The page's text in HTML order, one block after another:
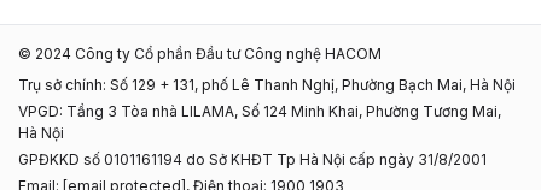
© 2024 Công ty Cổ phần Đầu tư Công nghệ HACOM
Trụ sở chính: Số 129 + 131, phố Lê Thanh Nghị, Phường Bạch Mai, Hà Nội
VPGD: Tầng 3 Tòa nhà LILAMA, Số 124 Minh Khai, Phường Tương Mai,
Hà Nội
GPĐKKD số 0101161194 do Sở KHĐT Tp Hà Nội cấp ngày 31/8/2001
Email: [email protected] , Điện thoại: 1900 1903